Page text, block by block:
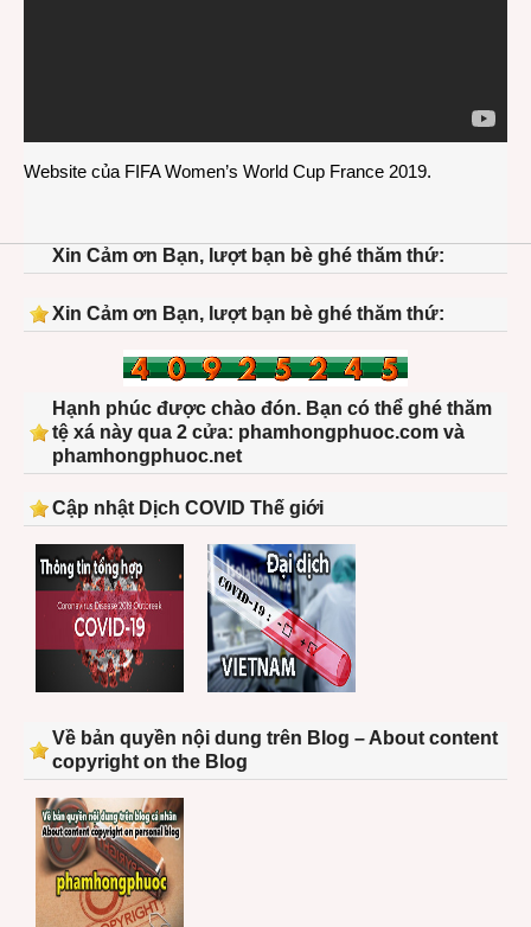
Website của FIFA Women’s World Cup France 2019.
Xin Cảm ơn Bạn, lượt bạn bè ghé thăm thứ:
Xin Cảm ơn Bạn, lượt bạn bè ghé thăm thứ:
Hạnh phúc được chào đón. Bạn có thể ghé thăm
tệ xá này qua 2 cửa: phamhongphuoc.com và
phamhongphuoc.net
Cập nhật Dịch COVID Thế giới
Về bản quyền nội dung trên Blog – About content
copyright on the Blog